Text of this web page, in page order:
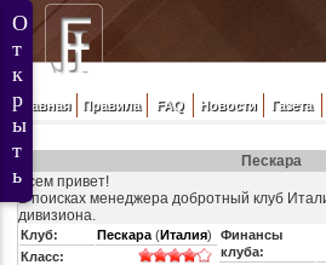
Главная Правила FAQ Новости Газета
Пескара
Всем привет!
В поисках менеджера добротный клуб
дивизиона.
Клуб: Пескара(Италия)
Класс:
Финансы
клуба: